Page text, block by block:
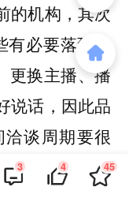
的机构，其次
必要落到合
更换主播、播
说话，因此品
谈周期要很
3 4 45